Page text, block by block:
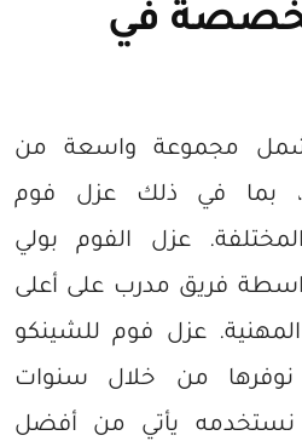
في
مجموعة واسعة من
بما في ذلك عزل فوم
عزل الفوم بولي
فريق مدرب على أعلى
عزل فوم للشينكو
من خلال سنوات
يأتي من أفضل